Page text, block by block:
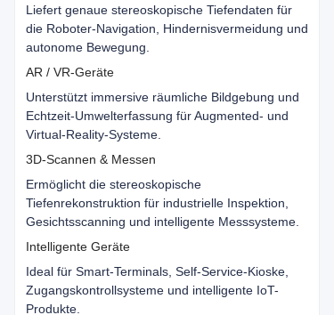
Liefert genaue stereoskopische Tiefendaten für
die Roboter-Navigation, Hindernisvermeidung und
autonome Bewegung.
AR / VR-Geräte
Unterstützt immersive räumliche Bildgebung und
Echtzeit-Umwelterfassung für Augmented- und
Virtual-Reality-Systeme.
3D-Scannen & Messen
Ermöglicht die stereoskopische
Tiefenrekonstruktion für industrielle Inspektion,
Gesichtsscanning und intelligente Messsysteme.
Intelligente Geräte
Ideal für Smart-Terminals, Self-Service-Kioske,
Zugangskontrollsysteme und intelligente IoT-
Produkte.